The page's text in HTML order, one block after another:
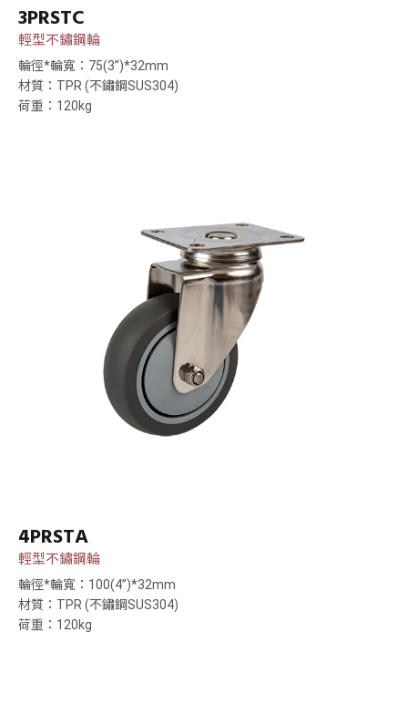
3PRSTC
輕型不鏽鋼輪
輪徑*輪寬：75(3”)*32mm
材質：TPR (不鏽鋼SUS304)
荷重：120kg
4PRSTA
輕型不鏽鋼輪
輪徑*輪寬：100(4”)*32mm
材質：TPR (不鏽鋼SUS304)
荷重：120kg